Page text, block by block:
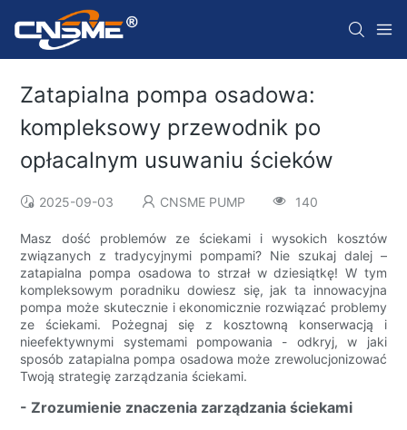
Zatapialna pompa osadowa:
kompleksowy przewodnik po
opłacalnym usuwaniu ścieków
2025-09-03 CNSME PUMP 140
Masz dość problemów ze ściekami i wysokich kosztów
związanych z tradycyjnymi pompami? Nie szukaj dalej –
zatapialna pompa osadowa to strzał w dziesiątkę! W tym
kompleksowym poradniku dowiesz się, jak ta innowacyjna
pompa może skutecznie i ekonomicznie rozwiązać problemy
ze ściekami. Pożegnaj się z kosztowną konserwacją i
nieefektywnymi systemami pompowania - odkryj, w jaki
sposób zatapialna pompa osadowa może zrewolucjonizować
Twoją strategię zarządzania ściekami.
- Zrozumienie znaczenia zarządzania ściekami